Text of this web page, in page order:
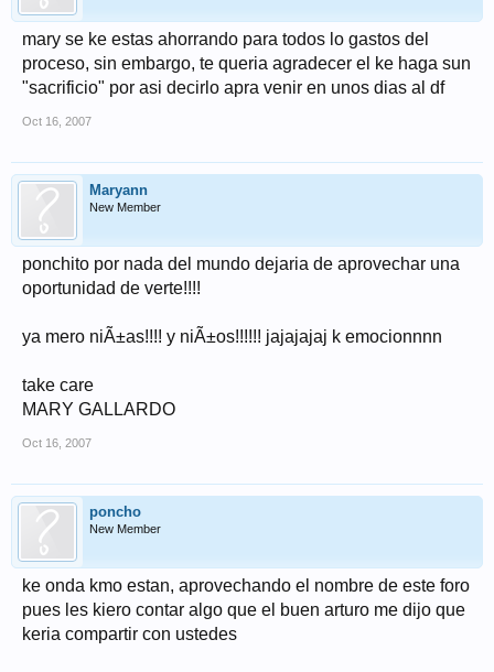
mary se ke estas ahorrando para todos lo gastos del
proceso, sin embargo, te queria agradecer el ke haga sun
"sacrificio" por asi decirlo apra venir en unos dias al df
Oct 16, 2007
Maryann
New Member
ponchito por nada del mundo dejaria de aprovechar una
oportunidad de verte!!!!
ya mero niÃ±as!!!! y niÃ±os!!!!!! jajajajaj k emocionnnn
take care
MARY GALLARDO
Oct 16, 2007
poncho
New Member
ke onda kmo estan, aprovechando el nombre de este foro
pues les kiero contar algo que el buen arturo me dijo que
keria compartir con ustedes